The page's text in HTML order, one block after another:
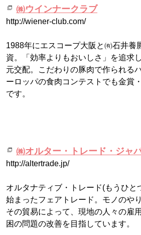
㈱ウインナークラブ
http://wiener-club.com/
1988年にエスコープ大阪と㈲石井養
資。「効率よりもおいしさ」を追求
元交配。こだわりの豚肉で作られる
ーロッパの食肉コンテストでも金賞
です。
㈱オルター・トレード・ジャ
http://altertrade.jp/
オルタナティブ・トレード(もうひと
始まったフェアトレード。モノのや
その貿易によって、現地の人々の雇
困の問題の改善を目指しています。